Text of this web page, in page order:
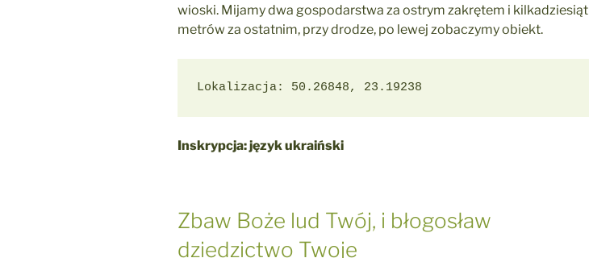
wioski. Mijamy dwa gospodarstwa za ostrym zakrętem i kilkadziesiąt
metrów za ostatnim, przy drodze, po lewej zobaczymy obiekt.
Lokalizacja: 50.26848, 23.19238
Inskrypcja: język ukraiński
Zbaw Boże lud Twój, i błogosław
dziedzictwo Twoje